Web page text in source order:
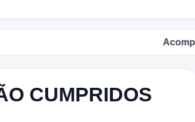
CUMPRIDOS